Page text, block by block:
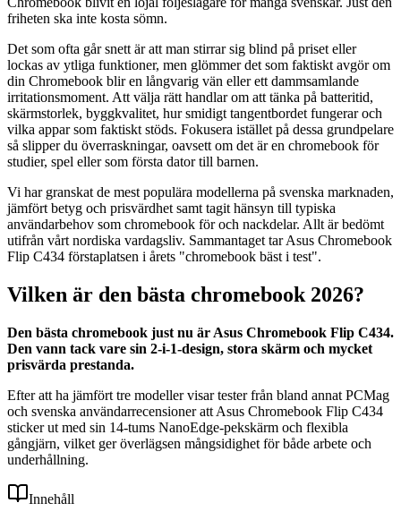
friheten ska inte kosta sömn.
Det som ofta går snett är att man stirrar sig blind på priset eller
lockas av ytliga funktioner, men glömmer det som faktiskt avgör om
din Chromebook blir en långvarig vän eller ett dammsamlande
irritationsmoment. Att välja rätt handlar om att tänka på batteritid,
skärmstorlek, byggkvalitet, hur smidigt tangentbordet fungerar och
vilka appar som faktiskt stöds. Fokusera istället på dessa grundpelare
så slipper du överraskningar, oavsett om det är en chromebook för
studier, spel eller som första dator till barnen.
Vi har granskat de mest populära modellerna på svenska marknaden,
jämfört betyg och prisvärdhet samt tagit hänsyn till typiska
användarbehov som chromebook för och nackdelar. Allt är bedömt
utifrån vårt nordiska vardagsliv. Sammantaget tar Asus Chromebook
Flip C434 förstaplatsen i årets "chromebook bäst i test".
Vilken är den bästa chromebook 2026?
Den bästa chromebook just nu är Asus Chromebook Flip C434.
Den vann tack vare sin 2-i-1-design, stora skärm och mycket
prisvärda prestanda.
Efter att ha jämfört tre modeller visar tester från bland annat PCMag
och svenska användarrecensioner att Asus Chromebook Flip C434
sticker ut med sin 14-tums NanoEdge-pekskärm och flexibla
gångjärn, vilket ger överlägsen mångsidighet för både arbete och
underhållning.
Innehåll